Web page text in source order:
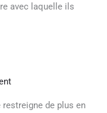
avec laquelle ils
restreigne de plus en